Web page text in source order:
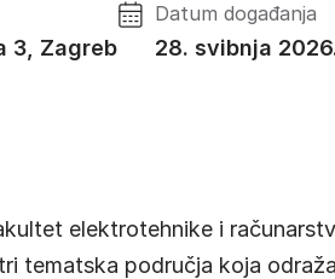
3, Zagreb
Datum događanja
28. svibnja
elektrotehnike i
tematska područja koja